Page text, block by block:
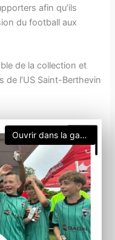
afin qu’ils
du football aux
de la collection et
de l’US Saint-Berthevin
Ouvrir dans la galerie